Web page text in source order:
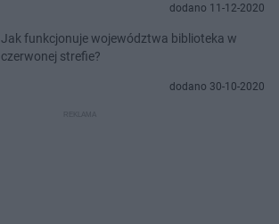
dodano 11-12-2020
Jak funkcjonuje województwa biblioteka w
czerwonej strefie?
dodano 30-10-2020